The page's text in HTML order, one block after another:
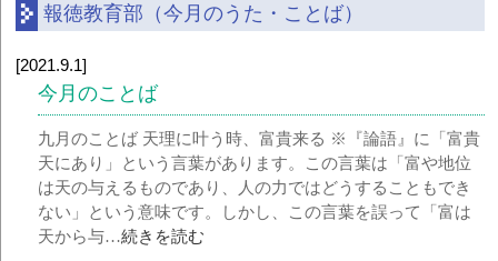
報徳教育部（今月のうた・ことば）
[2021.9.1]
今月のことば
九月のことば 天理に叶う時、富貴来る ※『論語』に「富貴
天にあり」という言葉があります。この言葉は「富や地位
は天の与えるものであり、人の力ではどうすることもでき
ない」という意味です。しかし、この言葉を誤って「富は
天から与…続きを読む